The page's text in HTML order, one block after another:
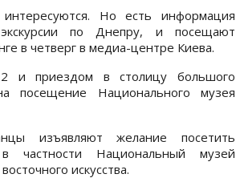
Но есть информация
по Днепру, и посещают
в четверг в медиа-центре Киева.
и приездом в столицу большого
посещение Национального музея
изъявляют желание посетить
частности Национальный музей
искусства.